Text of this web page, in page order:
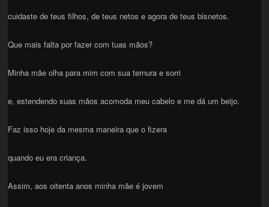
cuidaste de teus filhos, de teus netos e agora de teus bisnetos.
Que mais falta por fazer com tuas mãos?
Minha mãe olha para mim com sua ternura e sorri
e, estendendo suas mãos acomoda meu cabelo e me dá um beijo.
Faz isso hoje da mesma maneira que o fizera
quando eu era criança.
Assim, aos oitenta anos minha mãe é jovem